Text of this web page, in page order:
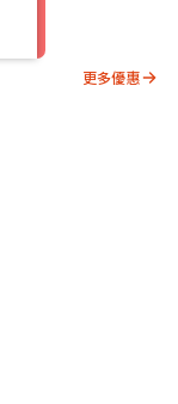
更多優惠